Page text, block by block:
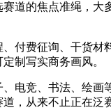
的焦点准绳，大
费征询、干货材
制写实商务画风。
竞、书法、绘画
，从来不止正在